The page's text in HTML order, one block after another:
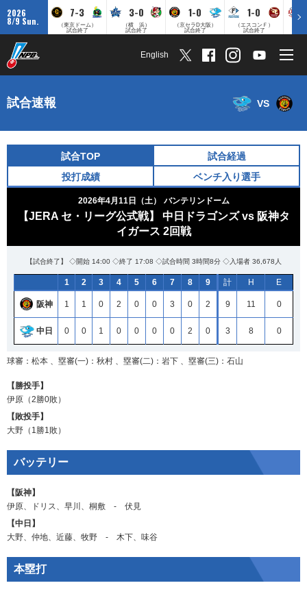
2026
8/9 Sun.
7-3
（東京ドーム）
試合終了
3-0
（横 浜）
試合終了
1-0
（京セラD大阪）
試合終了
1-0
（エスコンＦ）
試合終了
English
試合速報 VS
試合TOP
試合経過
投打成績
ベンチ入り選手
2026年4月11日（土） バンテリンドーム
【JERA セ・リーグ公式戦】 中日ドラゴンズ vs 阪神タ
イガース 2回戦
【試合終了】 ◇開始 14:00 ◇終了 17:08 ◇試合時間 3時間8分 ◇入場者 36,678人
1 2 3 4 5 6 7 8 9 計 H E
阪神 1 1 0 2 0 0 3 0 2 9 11 0
中日 0 0 1 0 0 0 0 2 0 3 8 0
球審：松本 、塁審(一)：秋村 、塁審(二)：岩下 、塁審(三)：石山
【勝投手】
伊原 （2勝0敗）
【敗投手】
大野 （1勝1敗）
バッテリー
【阪神】
伊原、 ドリス、 早川 、 桐敷 ‐ 伏見
【中日】
大野、 仲地、 近藤、 牧野 ‐ 木下、 味谷
本塁打